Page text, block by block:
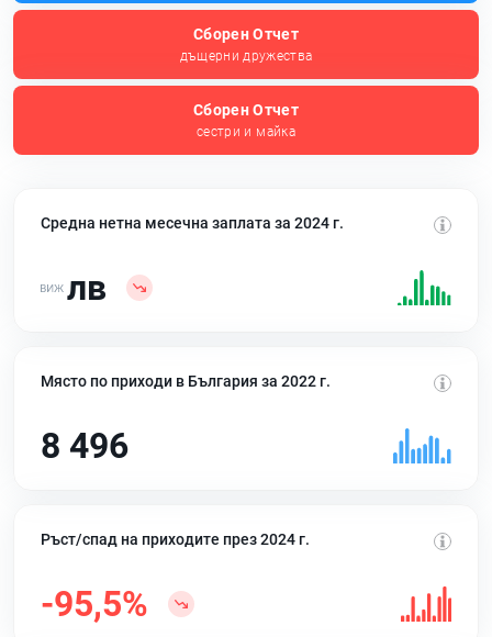
Сборен Отчет
дъщерни дружества
Сборен Отчет
сестри и майка
Средна нетна месечна заплата за 2024 г.
лв
Място по приходи в България за 2022 г.
8 496
Ръст/спад на приходите през 2024 г.
-95,5%